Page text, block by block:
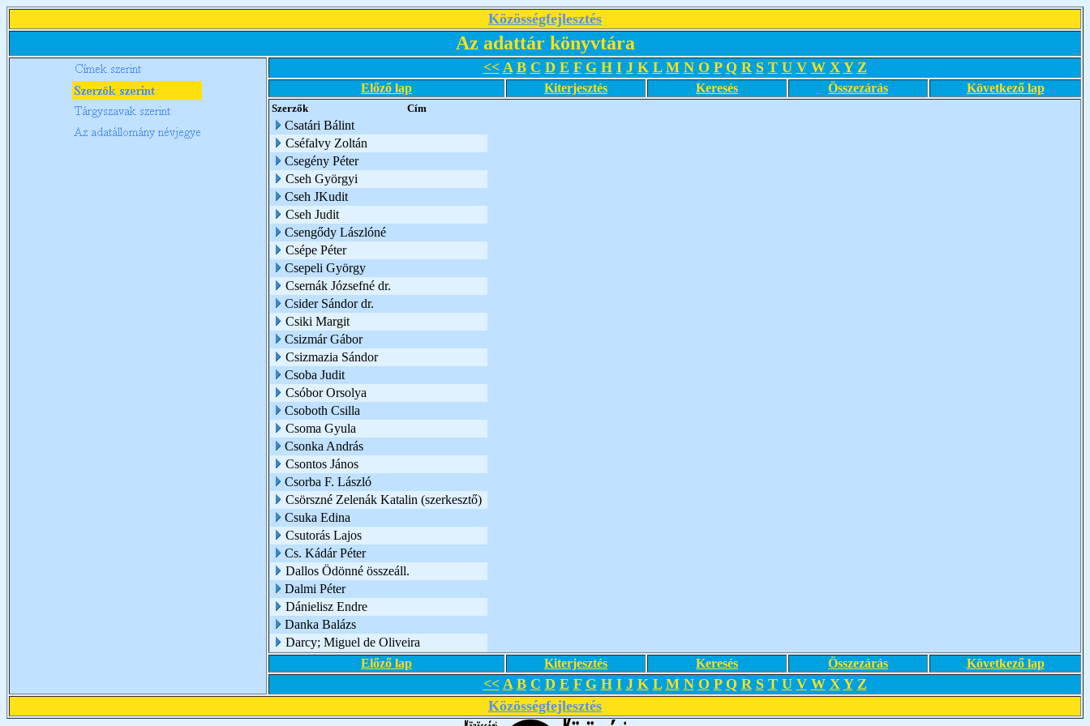
Közösségfejlesztés
Az adattár könyvtára
<< A B C D E F G H I J K L M N O P Q R S T U V W X Y Z
Előző lap Kiterjesztés Keresés Összezárás Következő lap
Szerzők Cím
Csatári Bálint
Cséfalvy Zoltán
Csegény Péter
Cseh Györgyi
Cseh JKudit
Cseh Judit
Csengődy Lászlóné
Csépe Péter
Csepeli György
Csernák Józsefné dr.
Csider Sándor dr.
Csiki Margit
Csizmár Gábor
Csizmazia Sándor
Csoba Judit
Csóbor Orsolya
Csoboth Csilla
Csoma Gyula
Csonka András
Csontos János
Csorba F. László
Csörszné Zelenák Katalin (szerkesztő)
Csuka Edina
Csutorás Lajos
Cs. Kádár Péter
Dallos Ödönné összeáll.
Dalmi Péter
Dánielisz Endre
Danka Balázs
Darcy; Miguel de Oliveira
Előző lap
Kiterjesztés Keresés Összezárás Következő lap
<< A B C D E F G H I J K L M N O P Q R S T U V W X Y Z
Közösségfejlesztés